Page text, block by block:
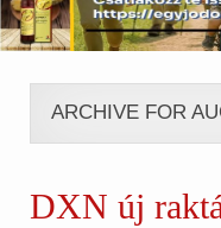
ARCHIVE FOR
DXN új